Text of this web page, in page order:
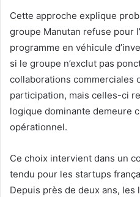
Cette approche explique
groupe Manutan refuse pour
programme en véhicule
si le groupe n’exclut pas
collaborations commerciales
participation, mais celles-ci
logique dominante demeure
opérationnel.
Ce choix intervient dans un
tendu pour les startups
Depuis près de deux ans, les